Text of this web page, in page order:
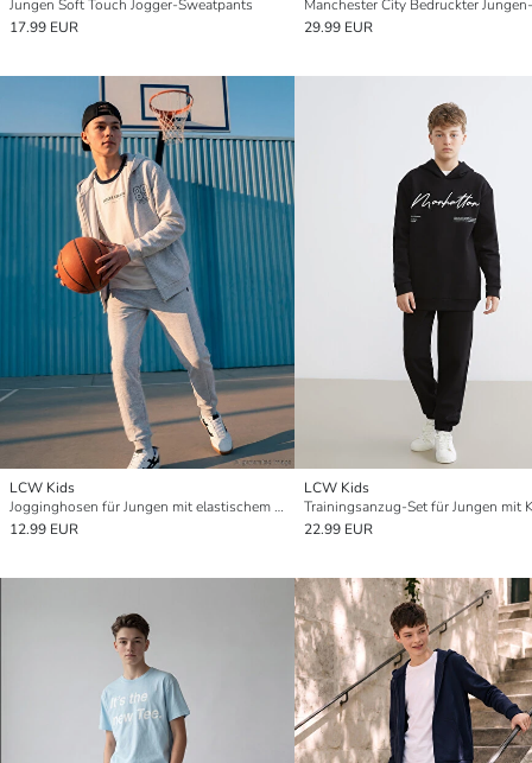
Jungen Soft Touch Jogger-Sweatpants
17.99 EUR
29.99 EUR
LCW Kids
Jogginghosen für Jungen mit elastischem Bund
12.99 EUR
LCW Kids
Trainingsanzug-Set für Jungen mit
22.99 EUR